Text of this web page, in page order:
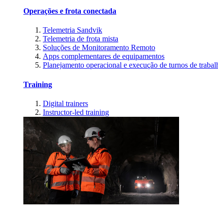
Operações e frota conectada
Telemetria Sandvik
Telemetria de frota mista
Soluções de Monitoramento Remoto
Apps complementares de equipamentos
Planejamento operacional e execução de turnos de
Training
Digital trainers
Instructor-led training